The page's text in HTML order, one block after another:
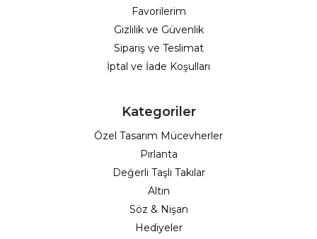
Favorilerim
Gizlilik ve Güvenlik
Sipariş ve Teslimat
İptal ve İade Koşulları
Kategoriler
Özel Tasarım Mücevherler
Pırlanta
Değerli Taşlı Takılar
Altın
Söz & Nişan
Hediyeler